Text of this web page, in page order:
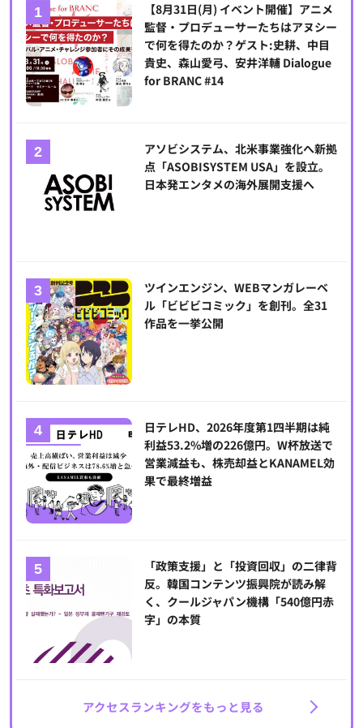
【8月31日(月) イベント開催】アニメ
監督・プロデューサーたちはアヌシー
で何を得たのか？ゲスト:史耕、中目
貴史、森山愛弓、安井洋輔 Dialogue
for BRANC #14
アソビシステム、北米事業強化へ新拠
点「ASOBISYSTEM USA」を設立。
日本発エンタメの海外展開支援へ
ツインエンジン、WEBマンガレーベ
ル「ビビビコミック」を創刊。全31
作品を一挙公開
日テレHD、2026年度第1四半期は純
利益53.2%増の226億円。W杯放送で
営業減益も、株売却益とKANAMEL効
果で最終増益
「政策支援」と「投資回収」の二律背
反。韓国コンテンツ振興院が読み解
く、クールジャパン機構「540億円赤
字」の本質
アクセスランキングをもっと見る